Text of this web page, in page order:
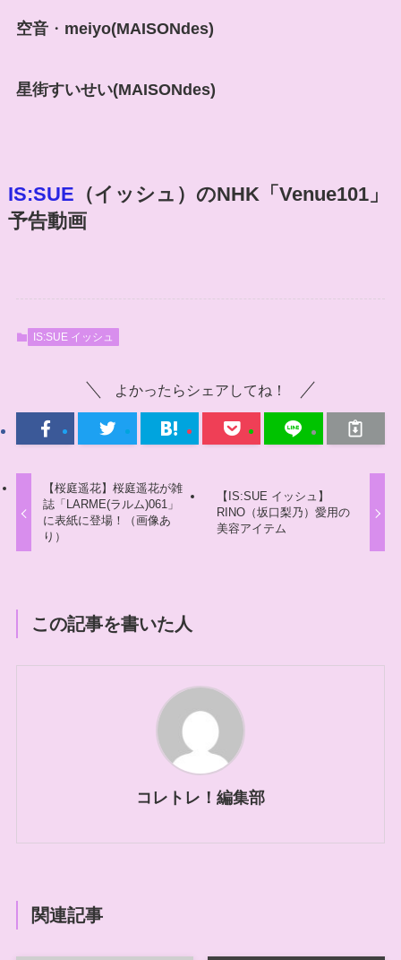
空音・ meiyo(MAISONdes)
星街すいせい(MAISONdes)
IS:SUE （イッシュ） のNHK「 Venue101」
予告動画
IS:SUE イッシュ
よかったらシェアしてね！
【桜庭遥花】桜庭遥花が雑
誌「LARME(ラルム)061」
に表紙に登場！（画像あ
り）
【IS:SUE イッシュ】
RINO（坂口梨乃）愛用の
美容アイテム
この記事を書いた人
コレトレ！編集部
関連記事